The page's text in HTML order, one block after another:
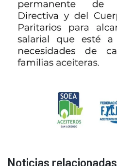
Noticias relacionadas